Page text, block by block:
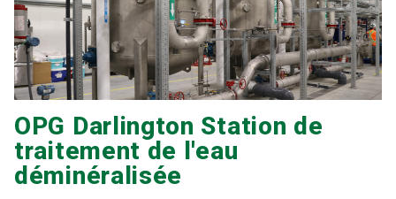
compromettre la qualité.
OPG Darlington Station de
traitement de l'eau
déminéralisée